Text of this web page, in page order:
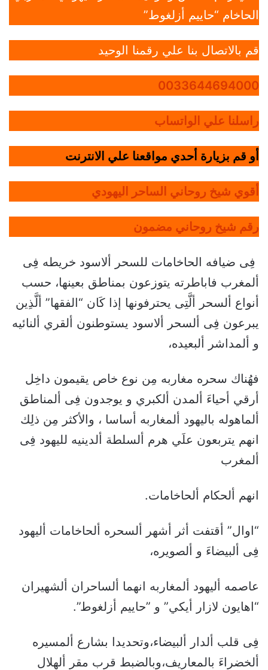
الحاخام “حاييم أزلغوط”
قم بالاتصال بنا علي رقمنا الوحيد
0033644694000
راسلنا علي الواتساب
أو قم بزيارة أحدي مواقعنا علي الانترنت
أقوي شيخ روحاني الساحر اليهودي
رقم شيخ روحاني مضمون
فِى ضيافه الحاخامات للسحر ألاسود خريطه فِى
ألمغرب فاباطرته يتوزعون بمناطق بعينها، حسب
أنواع ألسحر ألَّتِى يحترفونها إذا كَان “الفقها” ألَّذِين
يبرعون فِى ألسحر ألاسود يستوطنون ألقري ألنائيه
و ألمداشر ألبعيده،
فهُناك سحره مغاربه مِن نوع خاص يقيمون داخِل
أرقي أحياءَ ألمدن ألكبري و يوجدون فِى ألمناطق
ألماهوله باليهود ألمغاربه أساسا ، والأكثر مِن ذلِك
انهم يتربعون علَي هرم ألسلطة ألدينيه لليهود فِى
ألمغرب
انهم ألحكام ألحاخامات.
“اوال” أقتفت أثر أشهر ألسحره ألحاخامات أليهود
فِى ألبيضاءَ و ألصويره،
عاصمه أليهود ألمغاربه انهما ألساحران ألشهيران
“اهايون لازار أيكي” و ”حاييم أزلغوط”.
فِى قلب ألدار ألبيضاء،وتحديدا بشارع ألمسيره
ألخضراءَ بالمعاريف،وبالضبط قرب مقر ألهلال